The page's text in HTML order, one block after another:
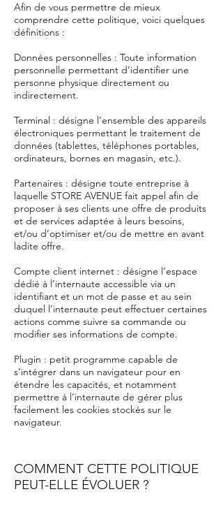
Afin de vous permettre de mieux
comprendre cette politique, voici quelques
définitions :
Données personnelles : Toute information
personnelle permettant d’identifier une
personne physique directement ou
indirectement.
Terminal : désigne l’ensemble des appareils
électroniques permettant le traitement de
données (tablettes, téléphones portables,
ordinateurs, bornes en magasin, etc.).
Partenaires : désigne toute entreprise à
laquelle STORE AVENUE fait appel afin de
proposer à ses clients une offre de produits
et de services adaptée à leurs besoins,
et/ou d’optimiser et/ou de mettre en avant
ladite offre.
Compte client internet : désigne l’espace
dédié à l’internaute accessible via un
identifiant et un mot de passe et au sein
duquel l’internaute peut effectuer certaines
actions comme suivre sa commande ou
modifier ses informations de compte.
Plugin : petit programme capable de
s’intégrer dans un navigateur pour en
étendre les capacités, et notamment
permettre à l’internaute de gérer plus
facilement les cookies stockés sur le
navigateur.
COMMENT CETTE POLITIQUE
PEUT-ELLE ÉVOLUER ?